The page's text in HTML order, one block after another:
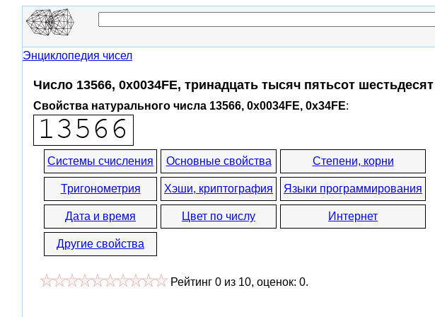
Энциклопедия чисел
Число 13566, 0x0034FE, тринадцать тысяч пятьсот
Свойства натурального числа 13566, 0x0034FE, 0x34FE:
Системы счисления Основные свойства Степени, корни
Тригонометрия Хэши, криптография Языки программирования
Дата и время Цвет по числу Интернет
Другие свойства
Рейтинг 0 из 10, оценок: 0.